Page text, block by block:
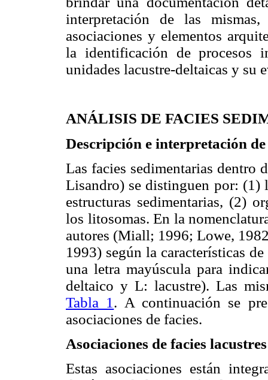
interpretación de las
asociaciones y elementos
la identificación de procesos
unidades lacustre-deltaicas y su
ANÁLISIS DE FACIES
Descripción e interpretación de
Las facies sedimentarias dentro
Lisandro) se distinguen por: (1)
estructuras sedimentarias, (2)
los litosomas. En la
autores (Miall; 1996; Lowe,
1993) según la características
una letra mayúscula para
deltaico y L: lacustre). Las
Tabla 1 . A continuación se
asociaciones de facies.
Asociaciones de facies lacustres
Estas asociaciones están